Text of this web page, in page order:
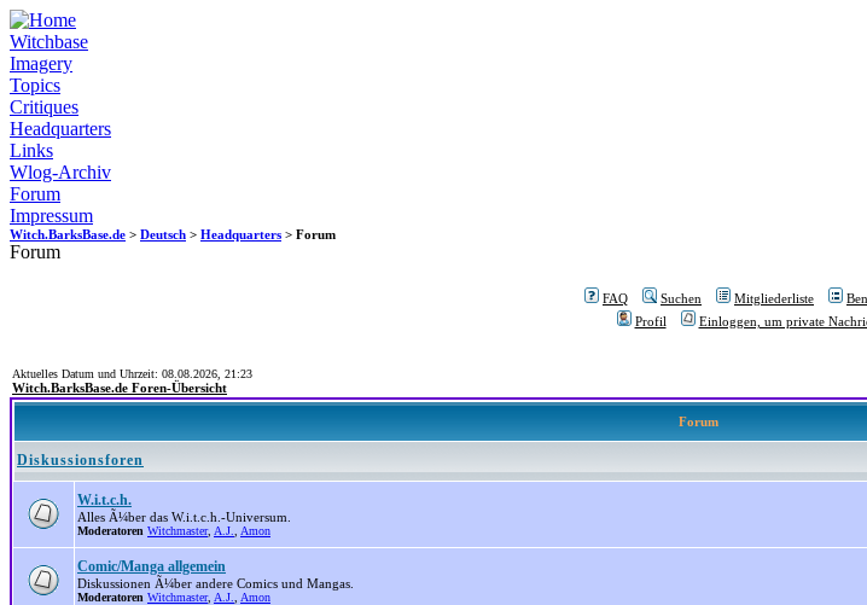
Witchbase
Imagery
Topics
Critiques
Headquarters
Links
Wlog-Archiv
Forum
Impressum
Witch.BarksBase.de > Deutsch > Headquarters > Forum
Forum
FAQ Suchen Mitgliederliste
Profil
Einloggen, um private
Aktuelles Datum und Uhrzeit: 08.08.2026, 21:23
Witch.BarksBase.de Foren-Übersicht
Forum
Diskussionsforen
W.i.t.c.h.
Alles Ã¼ber das W.i.t.c.h.-Universum.
Moderatoren Witchmaster, A.J. Amon
Comic/Manga allgemein
Diskussionen Ã¼ber andere Comics und Mangas.
Moderatoren Witchmaster, A.J. Amon